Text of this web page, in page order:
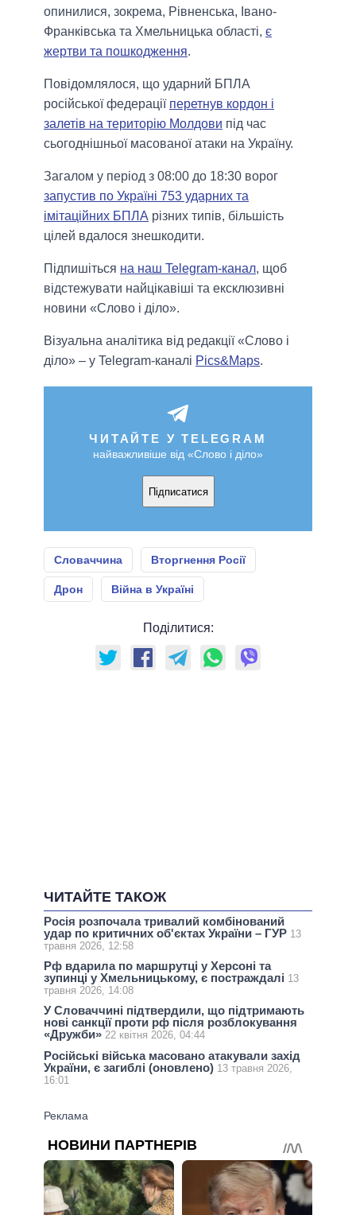
опинилися, зокрема, Рівненська, Івано-
Франківська та Хмельницька області, є
жертви та пошкодження.
Повідомлялося, що ударний БПЛА
російської федерації перетнув кордон і
залетів на територію Молдови під час
сьогоднішньої масованої атаки на Україну.
Загалом у період з 08:00 до 18:30 ворог
запустив по Україні 753 ударних та
імітаційних БПЛА різних типів, більшість
цілей вдалося знешкодити.
Підпишіться на наш Telegram-канал, щоб
відстежувати найцікавіші та ексклюзивні
новини «Слово і діло».
Візуальна аналітика від редакції «Слово і
діло» – у Telegram-каналі Pics&Maps.
ЧИТАЙТЕ У TELEGRAM
найважливіше від «Слово і діло»
Підписатися
Словаччина Вторгнення Росії
Дрон Війна в Україні
Поділитися:
ЧИТАЙТЕ ТАКОЖ
Росія розпочала тривалий комбінований
удар по критичних об'єктах України – ГУР 13
травня 2026, 12:58
Рф вдарила по маршрутці у Херсоні та
зупинці у Хмельницькому, є постраждалі 13
травня 2026, 14:08
У Словаччині підтвердили, що підтримають
нові санкції проти рф після розблокування
«Дружби» 22 квітня 2026, 04:44
Російські війська масовано атакували захід
України, є загиблі (оновлено) 13 травня 2026,
16:01